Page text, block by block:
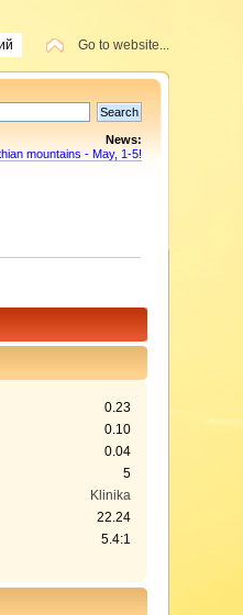
Go to website...
News:
mountains - May, 1-5!
0.23
0.10
0.04
5
Klinika
22.24
5.4:1